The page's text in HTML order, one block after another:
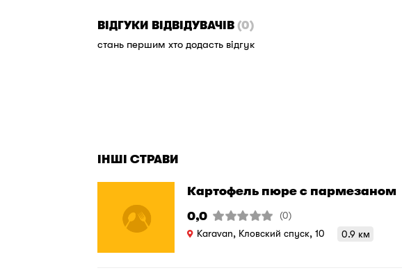
ВІДГУКИ ВІДВІДУВАЧІВ (0)
стань першим хто додасть відгук
ІНШІ СТРАВИ
Картофель пюре с пармезаном
0,0
(0)
Karavan, Кловский спуск, 10
0.9 км